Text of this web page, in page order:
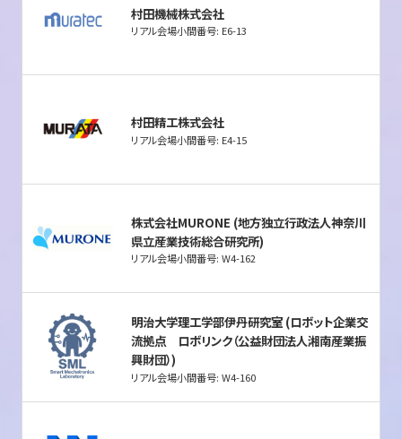
村田機械株式会社
リアル会場小間番号: E6-13
村田精工株式会社
リアル会場小間番号: E4-15
株式会社MURONE (地方独立行政法人神奈川
県立産業技術総合研究所)
リアル会場小間番号: W4-162
明治大学理工学部伊丹研究室 (ロボット企業交
流拠点 ロボリンク（公益財団法人湘南産業振
興財団）)
リアル会場小間番号: W4-160